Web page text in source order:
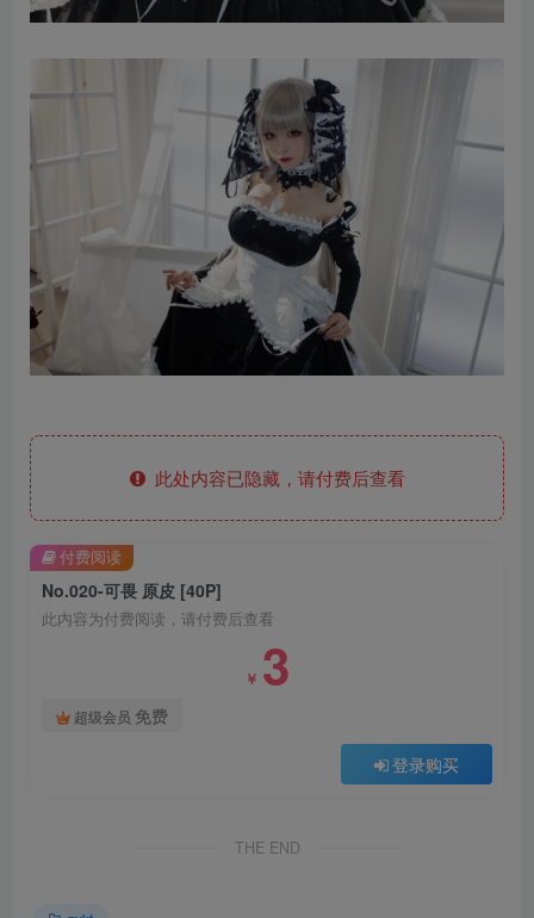
此处内容已隐藏，请付费后查看
No.020-可畏 原皮 [40P]
此内容为付费阅读，请付费后查看
￥ 3
超级会员 免费
登录购买
付费阅读
THE END